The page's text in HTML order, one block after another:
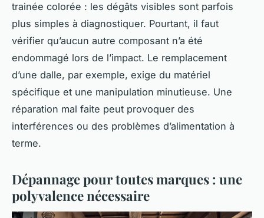
trainée colorée : les dégâts visibles sont parfois
plus simples à diagnostiquer. Pourtant, il faut
vérifier qu’aucun autre composant n’a été
endommagé lors de l’impact. Le remplacement
d’une dalle, par exemple, exige du matériel
spécifique et une manipulation minutieuse. Une
réparation mal faite peut provoquer des
interférences ou des problèmes d’alimentation à
terme.
Dépannage pour toutes marques : une
polyvalence nécessaire